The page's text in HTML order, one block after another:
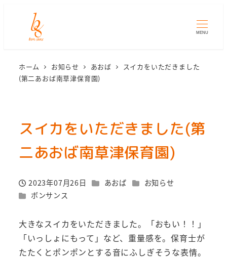
MENU
ホーム お知らせ あおば
スイカをいただきました
(第二あおば南草津保育園)
スイカをいただきました(第
二あおば南草津保育園)
投稿日
2023年07月26日 カテゴリー
あおば カテゴリー
お知らせ
カテゴリー
ボンサンス
大きなスイカをいただきました。「おもい！！」
「いっしょにもって」など、重量感を。保育士が
たたくとポンポンとする音にふしぎそうな表情。